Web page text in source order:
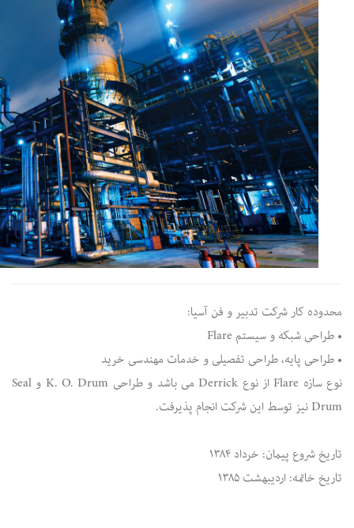
محدوده کار شرکت تدبیر و فن آسیا:
• طراحی شبکه و سیستم Flare
• طراحی پایه، طراحی تفصیلی و خدمات مهندسی خرید
نوع سازه Flare از نوع Derrick می باشد و طراحی K. O. Drum و Seal
Drum نیز توسط این شرکت انجام پذیرفت.
تاریخ شروع پیمان: خرداد ۱۳۸۴
تاریخ خاتمه: اردیبهشت ۱۳۸۵